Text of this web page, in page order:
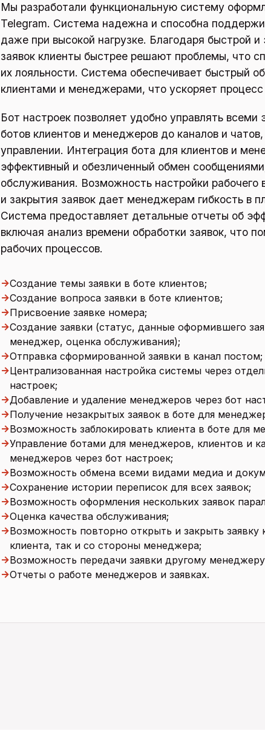
Мы разработали функциональную систему
Telegram. Система надежна и способна
даже при высокой нагрузке. Благодаря быстрой
заявок клиенты быстрее решают проблемы, что
их лояльности. Система обеспечивает быстрый
клиентами и менеджерами, что ускоряет процесс
Бот настроек позволяет удобно управлять
ботов клиентов и менеджеров до каналов и чатов,
управлении. Интеграция бота для клиентов и
эффективный и обезличенный обмен
обслуживания. Возможность настройки рабочего
и закрытия заявок дает менеджерам гибкость в
Система предоставляет детальные отчеты об
включая анализ времени обработки заявок, что
рабочих процессов.
→Создание темы заявки в боте клиентов;
→Создание вопроса заявки в боте клиентов;
→Присвоение заявке номера;
→Создание заявки (статус, данные оформившего
менеджер, оценка обслуживания);
→Отправка сформированной заявки в канал постом;
→Централизованная настройка системы через
настроек;
→Добавление и удаление менеджеров через бот
→Получение незакрытых заявок в боте для
→Возможность заблокировать клиента в боте для
→Управление ботами для менеджеров, клиентов и
менеджеров через бот настроек;
→Возможность обмена всеми видами медиа и
→Сохранение истории переписок для всех заявок;
→Возможность оформления нескольких заявок
→Оценка качества обслуживания;
→Возможность повторно открыть и закрыть заявку
клиента, так и со стороны менеджера;
→Возможность передачи заявки другому
→Отчеты о работе менеджеров и заявках.